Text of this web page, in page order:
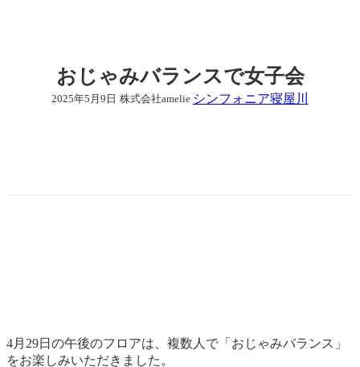
おじゃみバランスで女子会
2025年5月9日 株式会社amelie シンフォニア寝屋川
4月29日の午後のフロアは、複数人で「おじゃみバランス」
をお楽しみいただきました。